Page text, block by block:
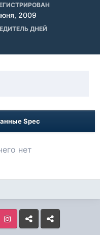
2009
ДНЕЙ
Spec
нет
LivejournalOdnoklassniki